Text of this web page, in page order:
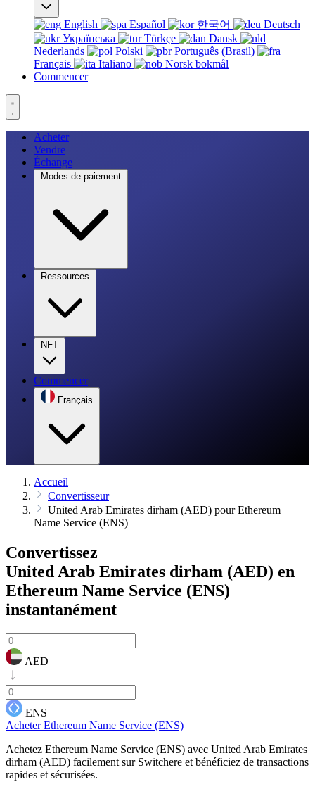
English Español 한국어
Deutsch
Українська
Türkçe
Dansk
Nederlands
Polski
Português (Brasil)
Français
Italiano
Norsk bokmål
Commencer
Acheter
Vendre
Échange
Modes de paiement
Ressources
NFT
Commencer
Français
Accueil
Convertisseur
United Arab Emirates dirham (AED) pour Ethereum
Name Service (ENS)
Convertissez
United Arab Emirates dirham (AED) en
Ethereum Name Service (ENS)
instantanément
AED
ENS
Acheter Ethereum Name Service (ENS)
Achetez Ethereum Name Service (ENS) avec United Arab Emirates
dirham (AED) facilement sur Switchere et bénéficiez de transactions
rapides et sécurisées.